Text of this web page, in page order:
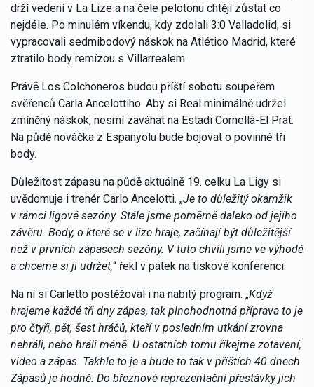
drží vedení v La Lize a na čele pelotonu chtějí zůstat co
nejdéle. Po minulém víkendu, kdy zdolali 3:0 Valladolid, si
vypracovali sedmibodový náskok na Atlético Madrid, které
ztratilo body remízou s Villarrealem.
Právě Los Colchoneros budou příští sobotu soupeřem
svěřenců Carla Ancelottiho. Aby si Real minimálně udržel
zmíněný náskok, nesmí zaváhat na Estadi Cornellà-El Prat.
Na půdě nováčka z Espanyolu bude bojovat o povinné tři
body.
Důležitost zápasu na půdě aktuálně 19. celku La Ligy si
uvědomuje i trenér Carlo Ancelotti. „Je to důležitý okamžik
v rámci ligové sezóny. Stále jsme poměrně daleko od jejího
závěru. Body, o které se v lize hraje, začínají být důležitější
než v prvních zápasech sezóny. V tuto chvíli jsme ve výhodě
a chceme si ji udržet,“ řekl v pátek na tiskové konferenci.
Na ní si Carletto postěžoval i na nabitý program. „Když
hrajeme každé tři dny zápas, tak plnohodnotná příprava to je
pro čtyři, pět, šest hráčů, kteří v posledním utkání zrovna
nehráli, nebo hráli méně. U ostatních tomu říkejme zotavení,
video a zápas. Takhle to je a bude to tak v příštích 40 dnech.
Zápasů je hodně. Do březnové reprezentační přestávky jich